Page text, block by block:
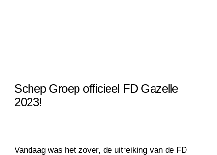
Schep Groep officieel FD Gazelle
2023!
Vandaag was het zover, de uitreiking van de FD